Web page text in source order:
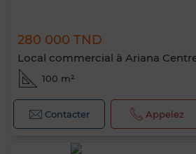
280 000 TND
Local commercial à Ariana
100 m²
Contacter Appelez